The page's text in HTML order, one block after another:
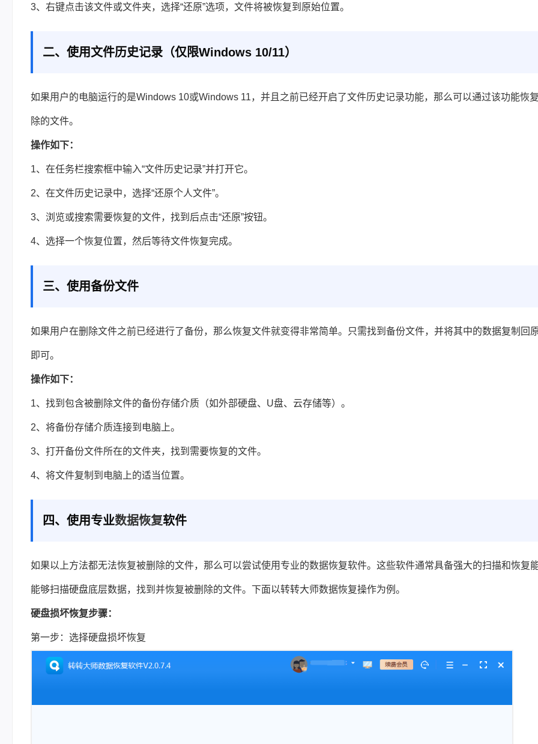
3、右键点击该文件或文件夹，选择“还原”选项，文件将被恢复到原始位置。
二、使用文件历史记录（仅限Windows 10/11）
如果用户的电脑运行的是Windows 10或Windows 11，并且之前已经开启了文件历史记录功能，那么可以通过该功能恢
除的文件。
操作如下：
1、在任务栏搜索框中输入“文件历史记录”并打开它。
2、在文件历史记录中，选择“还原个人文件”。
3、浏览或搜索需要恢复的文件，找到后点击“还原”按钮。
4、选择一个恢复位置，然后等待文件恢复完成。
三、使用备份文件
如果用户在删除文件之前已经进行了备份，那么恢复文件就变得非常简单。只需找到备份文件，并将其中的数据复制回
即可。
操作如下：
1、找到包含被删除文件的备份存储介质（如外部硬盘、U盘、云存储等）。
2、将备份存储介质连接到电脑上。
3、打开备份文件所在的文件夹，找到需要恢复的文件。
4、将文件复制到电脑上的适当位置。
四、使用专业数据恢复软件
如果以上方法都无法恢复被删除的文件，那么可以尝试使用专业的数据恢复软件。这些软件通常具备强大的扫描和恢复
能够扫描硬盘底层数据，找到并恢复被删除的文件。下面以转转大师数据恢复操作为例。
硬盘损坏恢复步骤：
第一步：选择硬盘损坏恢复